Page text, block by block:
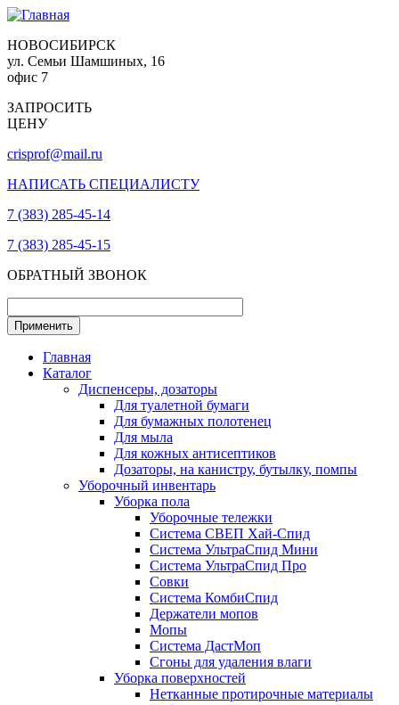
НОВОСИБИРСК
ул. Семьи Шамшиных, 16
офис 7
ЗАПРОСИТЬ
ЦЕНУ
crisprof@mail.ru
НАПИСАТЬ СПЕЦИАЛИСТУ
7 (383) 285-45-14
7 (383) 285-45-15
ОБРАТНЫЙ ЗВОНОК
Главная
Каталог
Диспенсеры, дозаторы
Для туалетной бумаги
Для бумажных полотенец
Для мыла
Для кожных антисептиков
Дозаторы, на канистру, бутылку, помпы
Уборочный инвентарь
Уборка пола
Уборочные тележки
Система СВЕП Хай-Спид
Система УльтраСпид Мини
Система УльтраСпид Про
Совки
Система КомбиСпид
Держатели мопов
Мопы
Система ДастМоп
Сгоны для удаления влаги
Уборка поверхностей
Нетканные протирочные материалы